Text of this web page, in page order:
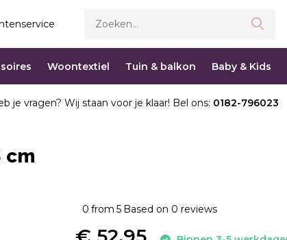
Woontextiel Tuin & balkon Baby & Kids
je vragen? Wij staan voor je klaar! Bel ons: 0182-796023
cm
0 from 5 Based on 0 reviews